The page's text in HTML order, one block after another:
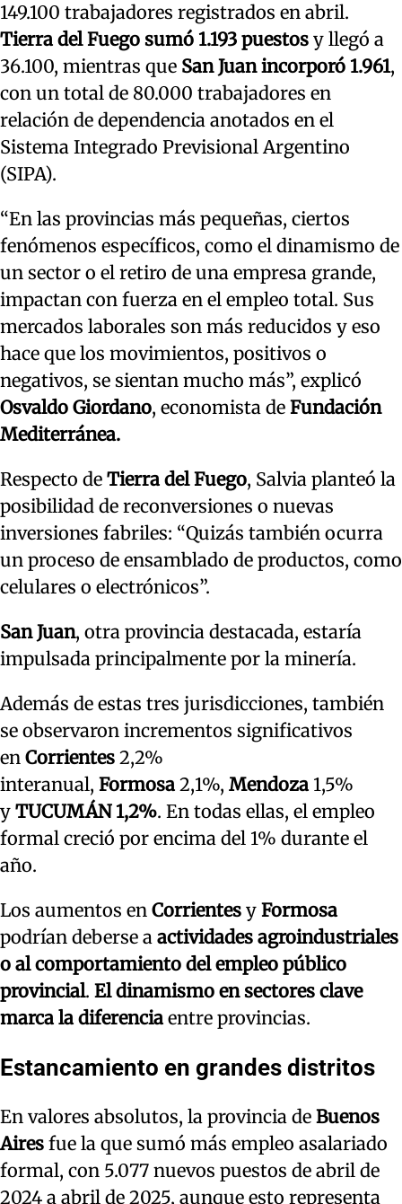
149.100 trabajadores registrados en abril.
Tierra del Fuego sumó 1.193 puestos y llegó a
36.100, mientras que San Juan incorporó 1.961,
con un total de 80.000 trabajadores en
relación de dependencia anotados en el
Sistema Integrado Previsional Argentino
(SIPA).
“En las provincias más pequeñas, ciertos
fenómenos específicos, como el dinamismo de
un sector o el retiro de una empresa grande,
impactan con fuerza en el empleo total. Sus
mercados laborales son más reducidos y eso
hace que los movimientos, positivos o
negativos, se sientan mucho más”, explicó
Osvaldo Giordano, economista de Fundación
Mediterránea.
Respecto de Tierra del Fuego, Salvia planteó la
posibilidad de reconversiones o nuevas
inversiones fabriles: “Quizás también ocurra
un proceso de ensamblado de productos, como
celulares o electrónicos”.
San Juan, otra provincia destacada, estaría
impulsada principalmente por la minería.
Además de estas tres jurisdicciones, también
se observaron incrementos significativos
en Corrientes 2,2%
interanual, Formosa 2,1%, Mendoza 1,5%
y TUCUMÁN 1,2%. En todas ellas, el empleo
formal creció por encima del 1% durante el
año.
Los aumentos en Corrientes y Formosa
podrían deberse a actividades agroindustriales
o al comportamiento del empleo público
provincial. El dinamismo en sectores clave
marca la diferencia entre provincias.
Estancamiento en grandes distritos
En valores absolutos, la provincia de Buenos
Aires fue la que sumó más empleo asalariado
formal, con 5.077 nuevos puestos de abril de
2024 a abril de 2025, aunque esto representa